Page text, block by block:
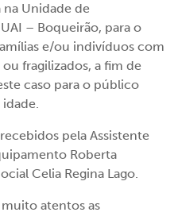
na Unidade de
– Boqueirão, para o
e/ou indivíduos com
fragilizados, a fim de
caso para o público
pela Assistente
Roberta
Celia Regina Lago.
atentos as